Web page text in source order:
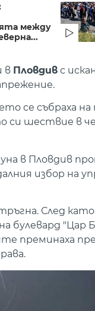
между
в Пловдив с
се събраха
си шествие в
в Пловдив
избор на
След
булевард
преминаха